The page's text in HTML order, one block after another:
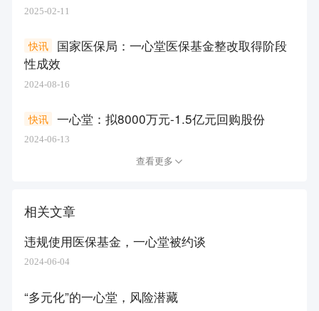
2025-02-11
国家医保局：一心堂医保基金整改取得阶段
性成效
快讯
2024-08-16
一心堂：拟8000万元-1.5亿元回购股份
快讯
2024-06-13
查看更多
相关文章
违规使用医保基金，一心堂被约谈
2024-06-04
“多元化”的一心堂，风险潜藏